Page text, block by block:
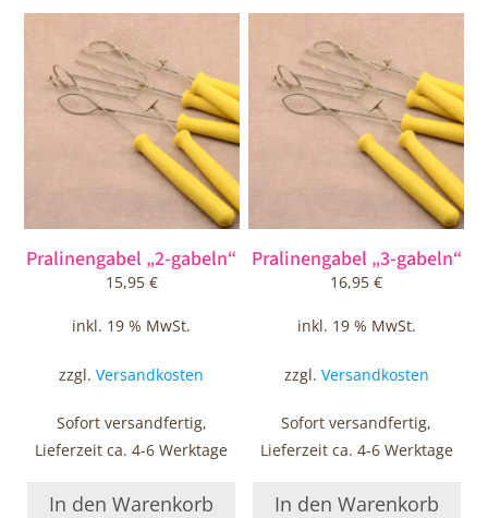
Pralinengabel „2-gabeln“
15,95 €
inkl. 19 % MwSt.
zzgl.Versandkosten
Sofort versandfertig,
Lieferzeit ca. 4-6 Werktage
In den Warenkorb
Pralinengabel „3-gabeln“
16,95€
inkl. 19 % MwSt.
zzgl. Versandkosten
Sofort versandfertig,
Lieferzeit ca. 4-6 Werktage
In den Warenkorb